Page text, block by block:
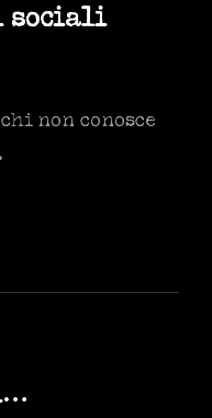
sociali
non conosce